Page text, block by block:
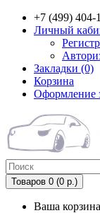
+7 (499) 404-
Личный
Закладки (0)
Корзина
Оформление
Товаров 0 (0 р.)
Ваша